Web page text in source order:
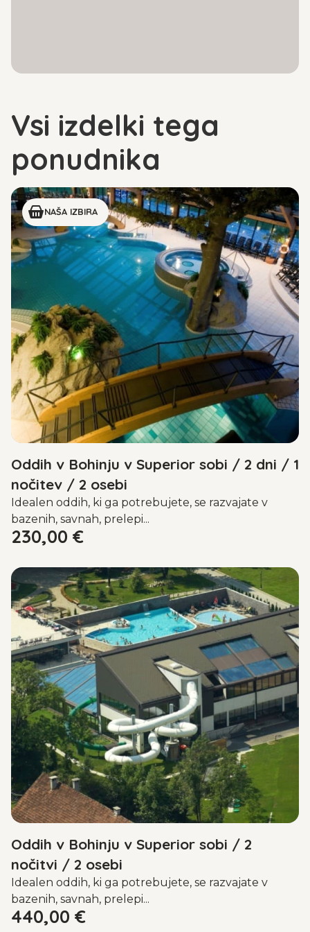
Vsi izdelki tega
ponudnika
NAŠA IZBIRA
Oddih v Bohinju v Superior sobi / 2 dni / 1
nočitev / 2 osebi
Idealen oddih, ki ga potrebujete, se razvajate v
bazenih, savnah, prelepi...
230,00 €
Oddih v Bohinju v Superior sobi / 2
nočitvi / 2 osebi
Idealen oddih, ki ga potrebujete, se razvajate v
bazenih, savnah, prelepi...
440,00 €